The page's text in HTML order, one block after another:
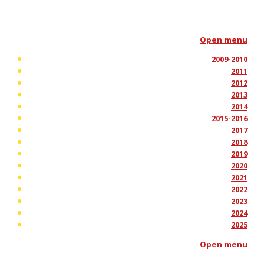
Open menu
2009-2010
2011
2012
2013
2014
2015-2016
2017
2018
2019
2020
2021
2022
2023
2024
2025
Open menu